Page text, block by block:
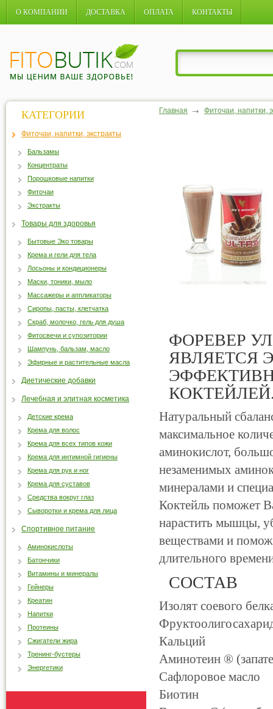
О КОМПАНИИ ДОСТАВКА ОПЛАТА КОНТАКТЫ
Главная Фиточаи, напитки,
ФОРЕВЕР
ЯВЛЯЕТСЯ
Натуральный
максимальное
аминокислот,
незаменимых
минералами и
Коктейль поможет
нарастить мышцы,
веществами и
длительного
СОСТАВ
Изолят соевого
Кальций
Аминотеин ®
Сафлоровое масло
Биотин
КАТЕГОРИИ
Фиточаи, напитки, экстракты
Бальзамы
Концентраты
Порошковые напитки
Фиточаи
Экстракты
Товары для здоровья
Бытовые Эко товары
Крема и гели для тела
Лосьоны и кондиционеры
Маски, тоники, мыло
Массажеры и аппликаторы
Сиропы, пасты, клетчатка
Скраб, молочко, гель для душа
Фитосвечи и супозитории
Шампунь, бальзам, масло
Эфирные и растительные масла
Диетические добавки
Лечебная и элитная косметика
Детские крема
Крема для волос
Крема для всех типов кожи
Крема для интимной гигиены
Крема для рук и ног
Крема для суставов
Средства вокруг глаз
Сыворотки и крема для лица
Спортивное питание
Аминокислоты
Батончики
Витамины и минералы
Гейнеры
Креатин
Напитки
Протеины
Сжигатели жира
Тренинг-бустеры
Энергетики